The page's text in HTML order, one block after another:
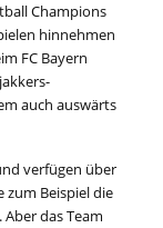
Champions
hinnehmen
FC Bayern
auch auswärts
verfügen über
zum Beispiel die
das Team